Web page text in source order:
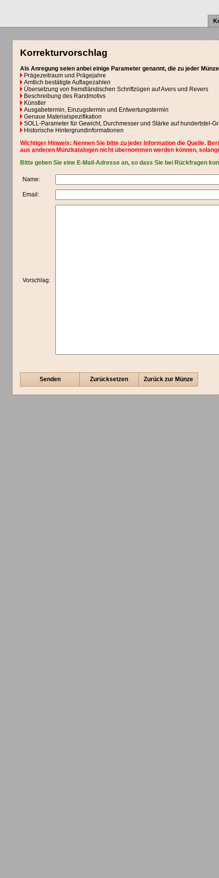
Korrekturvorschlag
Als Anregung seien anbei einige Parameter genannt, die zu jeder
Prägezeitraum und Prägejahre
Amtlich bestätigte Auflagezahlen
Übersetzung von fremdländischen Schriftzügen auf Avers und Revers
Beschreibung des Randmotivs
Künstler
Ausgabetermin, Einzugstermin und Entwertungstermin
Genaue Materialspezifikation
SOLL-Parameter für Gewicht, Durchmesser und Stärke auf hundertstel-
Historische Hintergrundinformationen
Wichtiger Hinweis: Nennen Sie bitte zu jeder Information die Quelle.
aus anderen Münzkatalogen nicht übernommen werden können,
Bitte geben Sie eine E-Mail-Adresse an, so dass Sie bei Rückfragen
Name:
Email:
Vorschlag:
Senden Zurücksetzen Zurück zur Münze